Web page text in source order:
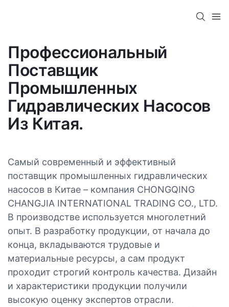
Профессиональный
Поставщик
Промышленных
Гидравлических Насосов
Из Китая.
Самый современный и эффективный
поставщик промышленных гидравлических
насосов в Китае – компания CHONGQING
CHANGJIA INTERNATIONAL TRADING CO., LTD.
В производстве используется многолетний
опыт. В разработку продукции, от начала до
конца, вкладываются трудовые и
материальные ресурсы, а сам продукт
проходит строгий контроль качества. Дизайн
и характеристики продукции получили
высокую оценку экспертов отрасли.